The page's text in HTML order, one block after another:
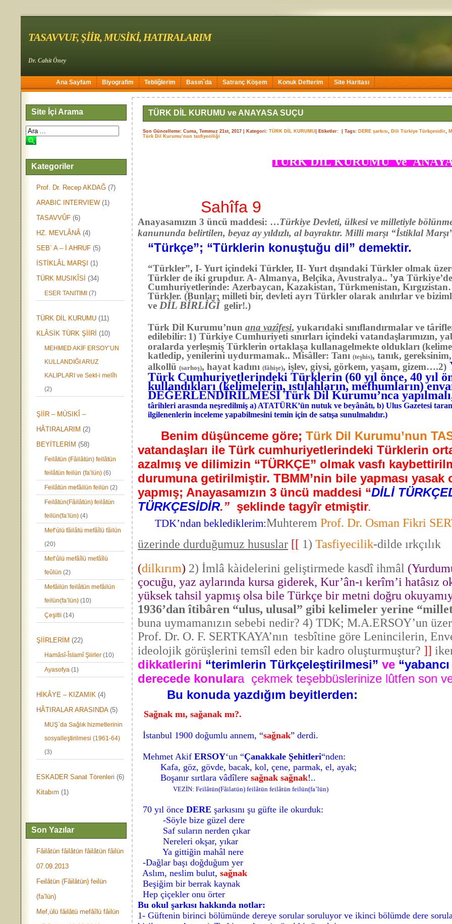
TASAVVUF, ŞİİR, MUSİKİ, HATIRALARIM
Dr. Cahit Öney
Ana Sayfam Biyografim Tebliğlerim Basın`da Satranç Köşem Konuk Defterim Site Haritası
Site İçi Arama
Kategoriler
Prof. Dr. Recep AKDAĞ (7)
ARABIC INTERVIEW (1)
TASAVVÛF (6)
HZ. MEVLÂNÂ (4)
SEB` A – İ AHRUF (5)
İSTİKLÂL MARŞI (1)
TÜRK MUSIKÎSİ (34)
ESER TANITIMI (7)
TÜRK DİL KURUMU (11)
KLÂSİK TÜRK ŞİİRİ (10)
MEHMED AKİF ERSOY’UN
KULLANDIĞI ARUZ
KALIPLARI ve Sekt-i melîh
(2)
ŞİİR – MÙSIKÎ –
HÂTIRALARIM (2)
BEYİTLERİM (58)
Feilâtün (Fâilâtün) feilâtün
feilâtün feilün (fa’lün) (6)
Feilâtün mefâilün feilün (2)
Feilâtün(Fâilâtün) feilâtün
feilün(fa’lün) (4)
Mef’ùlü fâilâtü mefâîlü fâilün
(20)
Mef’ûlü mefâîlü mefâîlü
feûlün (2)
Mefâilün feilâtün mefâilün
feilün(fa’lün) (10)
Çeşitli (14)
ŞİİRLERİM (22)
Hamâsî-Îslamî Şiirler (10)
Ayasofya (1)
HİKÂYE – KIZAMIK (4)
HÂTIRALAR ARASINDA(5)
MUŞ`da Sağlık hizmetlerinin
sosyalleştirilmesi (1961-64)
(3)
ESKADER Sanat Törenleri (6)
Kitabım (1)
Son Yazılar
Fâilâtün fâilâtün fâilâtün fâilün
07.09.2013
Feilâtün (Fâilâtün) feilün
(fa’lün)
Mef,ùlü fâilâtü mefâîlü fâilün
TÜRK DİL KURUMU ve ANAYASA SUÇU
Son Güncelleme: Cuma, Temmuz 21st, 2017 | Kategori:TÜRK DİL KURUMU | Etiketler: |Tags: DERE şarkısı, Dili Türkiye Türkçesidir,
Türk Dil Kurumu’nun tasfiyeciliği
TÜRK DİL KURUMU ve
Sahîfa 9
Anayasamızın 3 üncü maddesi: …Türkiye Devleti, ülkesi ve milletiyle
kanununda belirtilen, beyaz ay yıldızlı, al bayraktır. Milli marşı “İstiklal
“Türkçe”; “Türklerin konuştuğu dil” demektir.
“Türkler”, I- Yurt içindeki Türkler, II- Yurt dışındaki Türkler olmak
Türkler de iki grupdur. A- Almanya, Belçika, Avustralya.. ’ya
Cumhuriyetlerinde: Azerbaycan, Kazakistan, Türkmenistan,
Türkler. (Bunlar; milleti bir, devleti ayrı Türkler olarak anılırlar ve
ve DİL BİRLİĞİ gelir!.)
Türk Dil Kurumu’nunana vazîfesi, yukarıdaki sınıflandırmalar ve
edilebilir: 1) Türkiye Cumhuriyeti sınırları içindeki vatandaşlarımızın,
oralarda yerleşmiş Türklerin ortaklaşa kullanagelmekte oldukları
katledip, yenilerini uydurmamak.. Misâller: Tanı(teşhis), tanık,
alkollü(sarhoş), hayat kadını(fâhişe), işlev, giysi, görkem, yaşam, gizem….2)
Türk Cumhuriyetlerindeki Türklerin (60 yıl önce, 40 yıl
kullandıkları (kelimelerin, ıstılahların, mefhumların)
DEĞERLENDİRİLMESİ Türk Dil Kurumu’nca
târihleri arasında neşredilmiş a) ATATÜRK’ün nutuk ve beyânâtı, b) Ulus Gazetesi
ilgilenenlerin inceleme yapabilmesini temin için de satışa sunulmalıdır.)
Benim düşünceme göre;Türk Dil Kurumu’nun
vatandaşları ile Türk cumhuriyetlerindeki Türklerin
azalmış ve dilimizin “TÜRKÇE” olmak vasfı
durumuna getirilmiştir. TBMM’nin bile yapması yasak
yapmış; Anayasamızın 3 üncü maddesi “DİLİ
TÜRKÇESİDİR.” şeklinde tagyîr etmiştir.
TDK’ndan beklediklerim:MuhteremProf. Dr. Osman Fikri
üzerinde durduğumuz hususlar [[ 1)Tasfiyecilik-dilde ırkçılık
(dilkırım) 2) İmlâ kàidelerini geliştirmede kasdî ihmâl
çocuğu, yaz aylarında kursa giderek, Kur’ân-ı kerîm’i hatâsız
yüksek tahsil yapmış olsa bile Türkçe bir metni doğru
1936’dan îtibâren “ulus, ulusal” gibi kelimeler yerine
buna uymamanızın sebebi nedir? 4) TDK; M.A.ERSOY’un
Prof. Dr. O. F. SERTKAYA’nın tesbîtine göre Lenincilerin,
ideolojik görüşlerini temsîl eden bir kadro oluşturmuştur? ]]
dikkatlerini “terimlerin Türkçeleştirilmesi” ve
derecede konulara çekmek teşebbüslerinize lûtfen son
Bu konuda yazdığım beyitlerden:
Sağnak mı, sağanak mı?.
İstanbul 1900 doğumlu annem, “sağnak” derdi.
Mehmet AkifERSOY‘un “Çanakkale Şehitleri“nden:
Kafa, göz, gövde, bacak, kol, çene, parmak, el, ayak;
Boşanır sırtlara vâdîleresağnak sağnak!..
VEZİN: Feilâtün(Fâilatün) feilâtün feilâtün feilün(fa’lün)
70 yıl önceDERE şarkısını şu güfte ile okurduk:
-Söyle bize güzel dere
Saf suların nerden çıkar
Nereleri okşar, yıkar
Ya gittiğin mahâl nere
-Dağlar başı doğduğum yer
Aslım, neslim bulut,sağnak
Beşiğim bir berrak kaynak
Hep çiçekler onu örter
Bu okul şarkısı hakkında notlar:
1- Güftenin birinci bölümünde dereye sorular soruluyor ve ikinci bölümde dere